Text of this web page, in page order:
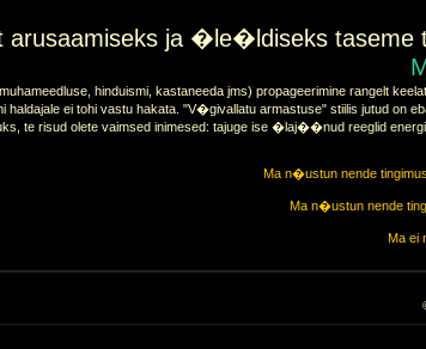
arusaamiseks ja �le�ldiseks
hinduismi, kastaneeda jms) propageerimine rangelt
haldajale ei tohi vastu hakata. "V�givallatu armastuse" stiilis jutud on
te risud olete vaimsed inimesed: tajuge ise �laj��nud reeglid
Ma n�ustun nende
Ma n�ustun nende
Ma ei